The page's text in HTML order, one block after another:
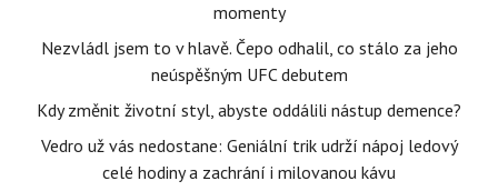
momenty
Nezvládl jsem to v hlavě. Čepo odhalil, co stálo za jeho
neúspěšným UFC debutem
Kdy změnit životní styl, abyste oddálili nástup demence?
Vedro už vás nedostane: Geniální trik udrží nápoj ledový
celé hodiny a zachrání i milovanou kávu